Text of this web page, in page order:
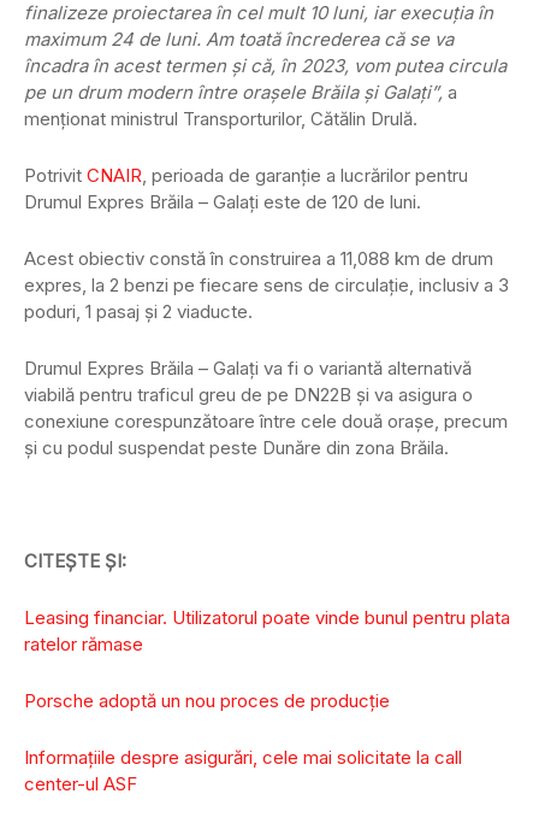
finalizeze proiectarea în cel mult 10 luni, iar execuţia în
maximum 24 de luni. Am toată încrederea că se va
încadra în acest termen şi că, în 2023, vom putea circula
pe un drum modern între oraşele Brăila şi Galaţi”, a
menționat ministrul Transporturilor, Cătălin Drulă.
Potrivit CNAIR, perioada de garanție a lucrărilor pentru
Drumul Expres Brăila – Galați este de 120 de luni.
Acest obiectiv constă în construirea a 11,088 km de drum
expres, la 2 benzi pe fiecare sens de circulație, inclusiv a 3
poduri, 1 pasaj și 2 viaducte.
Drumul Expres Brăila – Galați va fi o variantă alternativă
viabilă pentru traficul greu de pe DN22B și va asigura o
conexiune corespunzătoare între cele două orașe, precum
și cu podul suspendat peste Dunăre din zona Brăila.
CITEȘTE ȘI:
Leasing financiar. Utilizatorul poate vinde bunul pentru plata
ratelor rămase
Porsche adoptă un nou proces de producție
Informaţiile despre asigurări, cele mai solicitate la call
center-ul ASF